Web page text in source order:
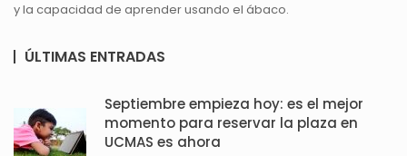
y la capacidad de aprender usando el ábaco.
ÚLTIMAS ENTRADAS
Septiembre empieza hoy: es el mejor
momento para reservar la plaza en
UCMAS es ahora